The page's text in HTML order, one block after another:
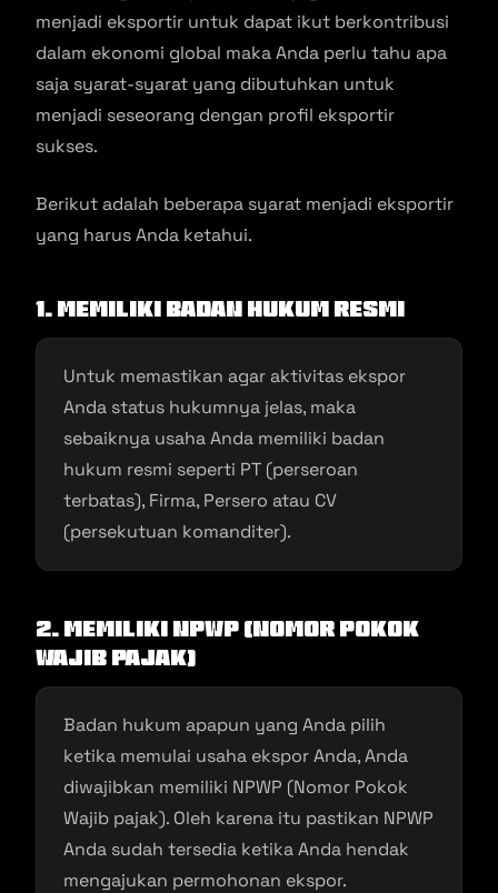
menjadi eksportir untuk dapat ikut berkontribusi
dalam ekonomi global maka Anda perlu tahu apa
saja syarat-syarat yang dibutuhkan untuk
menjadi seseorang dengan profil eksportir
sukses.
Berikut adalah beberapa syarat menjadi eksportir
yang harus Anda ketahui.
1. Memiliki Badan Hukum Resmi
Untuk memastikan agar aktivitas ekspor
Anda status hukumnya jelas, maka
sebaiknya usaha Anda memiliki badan
hukum resmi seperti PT (perseroan
terbatas), Firma, Persero atau CV
(persekutuan komanditer).
2. Memiliki NPWP (Nomor Pokok
Wajib Pajak)
Badan hukum apapun yang Anda pilih
ketika memulai usaha ekspor Anda, Anda
diwajibkan memiliki NPWP (Nomor Pokok
Wajib pajak). Oleh karena itu pastikan NPWP
Anda sudah tersedia ketika Anda hendak
mengajukan permohonan ekspor.